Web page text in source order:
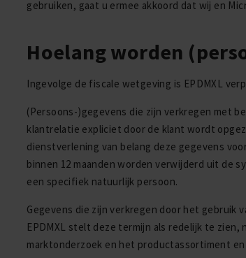
gebruiken, gaat u ermee akkoord dat wij en
Hoelang worden
Ingevolge de fiscale wetgeving is EPDMXL
(Persoons-)gegevens die zijn verkregen met
klantrelatie expliciet door de klant wordt
dienstverlening van belang deze gegevens
binnen 12 maanden worden verwijderd uit de
een specifiek natuurlijk persoon.
Gegevens die zijn verkregen door het gebruik
EPDMXL stelt deze termijn als redelijk te
marktonderzoek en het productassortiment